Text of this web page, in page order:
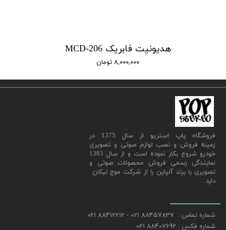
هدیونیت فابریک MCD-206
۸,۰۰۰,۰۰۰ تومان
​فروشگاه پاپ استریو از سال 1375 در
زمینه فروش و نصب لوازم صوتی و تصویری
خودرو شروع بکار نموده است و از سال 1383
نمایندگی رسمی فروش محصولات صوتی و
تصویری با برند آلپاین را از شرکت موج نیکان
دارد
شماره تماس : 88457837 021 - 88412212 021
شماره فکس : 88407692 021